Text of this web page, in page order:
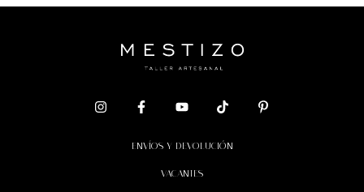
ENVÍOS Y DEVOLUCIÓN
VACANTES